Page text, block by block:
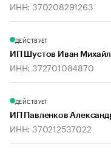
ИНН: 370208291263
ДЕЙСТВУЕТ
ИП Шустов Иван
ИНН: 372701084870
ДЕЙСТВУЕТ
ИП Павленков
ИНН: 370212537022